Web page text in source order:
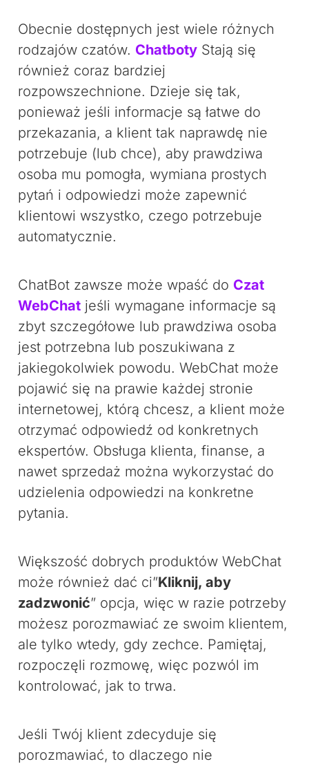
Obecnie dostępnych jest wiele różnych
rodzajów czatów. Chatboty Stają się
również coraz bardziej
rozpowszechnione. Dzieje się tak,
ponieważ jeśli informacje są łatwe do
przekazania, a klient tak naprawdę nie
potrzebuje (lub chce), aby prawdziwa
osoba mu pomogła, wymiana prostych
pytań i odpowiedzi może zapewnić
klientowi wszystko, czego potrzebuje
automatycznie.
ChatBot zawsze może wpaść do Czat
WebChat jeśli wymagane informacje są
zbyt szczegółowe lub prawdziwa osoba
jest potrzebna lub poszukiwana z
jakiegokolwiek powodu. WebChat może
pojawić się na prawie każdej stronie
internetowej, którą chcesz, a klient może
otrzymać odpowiedź od konkretnych
ekspertów. Obsługa klienta, finanse, a
nawet sprzedaż można wykorzystać do
udzielenia odpowiedzi na konkretne
pytania.
Większość dobrych produktów WebChat
może również dać ci”Kliknij, aby
zadzwonić” opcja, więc w razie potrzeby
możesz porozmawiać ze swoim klientem,
ale tylko wtedy, gdy zechce. Pamiętaj,
rozpoczęli rozmowę, więc pozwól im
kontrolować, jak to trwa.
Jeśli Twój klient zdecyduje się
porozmawiać, to dlaczego nie